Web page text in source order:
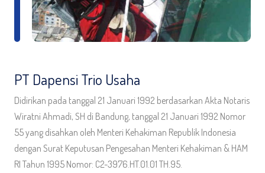
PT Dapensi Trio Usaha
Didirikan pada tanggal 21 Januari 1992 berdasarkan Akta Notaris
Wiratni Ahmadi, SH di Bandung, tanggal 21 Januari 1992 Nomor
55 yang disahkan oleh Menteri Kehakiman Republik Indonesia
dengan Surat Keputusan Pengesahan Menteri Kehakiman & HAM
RI Tahun 1995 Nomor: C2-3976.HT.01.01 TH.95.